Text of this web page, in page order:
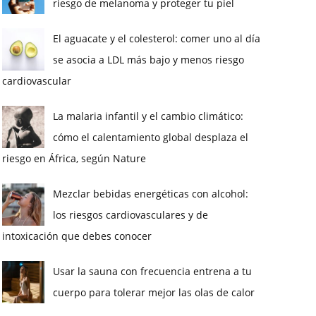
riesgo de melanoma y proteger tu piel
El aguacate y el colesterol: comer uno al día
se asocia a LDL más bajo y menos riesgo
cardiovascular
La malaria infantil y el cambio climático:
cómo el calentamiento global desplaza el
riesgo en África, según Nature
Mezclar bebidas energéticas con alcohol:
los riesgos cardiovasculares y de
intoxicación que debes conocer
Usar la sauna con frecuencia entrena a tu
cuerpo para tolerar mejor las olas de calor